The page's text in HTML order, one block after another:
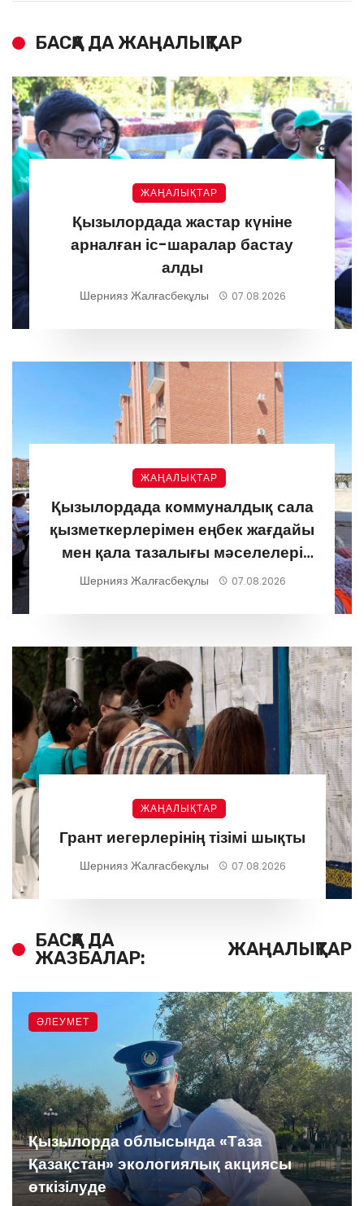
БАСҚА ДА ЖАҢАЛЫҚТАР
ЖАҢАЛЫҚТАР
Қызылордада жастар күніне
арналған іс-шаралар бастау
алды
Шернияз Жалғасбекұлы 07.08.2026
ЖАҢАЛЫҚТАР
Қызылордада коммуналдық сала
қызметкерлерімен еңбек жағдайы
мен қала тазалығы мәселелері
талқыланды
Шернияз Жалғасбекұлы 07.08.2026
ЖАҢАЛЫҚТАР
Грант иегерлерінің тізімі шықты
Шернияз Жалғасбекұлы 07.08.2026
БАСҚА ДА
ЖАЗБАЛАР:
ЖАҢАЛЫҚТАР
Қызылорда облысында «Таза
Қазақстан» экологиялық акциясы
өткізілуде
ӘЛЕУМЕТ